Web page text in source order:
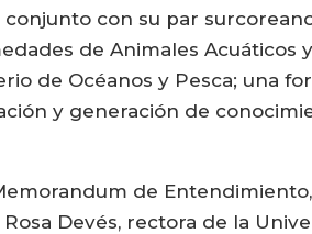
con su par
de Animales Acuáticos
de Océanos y Pesca; una
y generación de
de
Devés, rectora de la